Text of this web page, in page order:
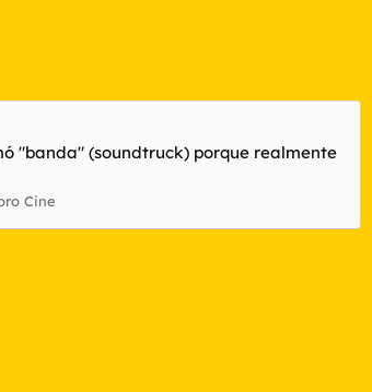
"banda" (soundtruck) porque realmente
Cine